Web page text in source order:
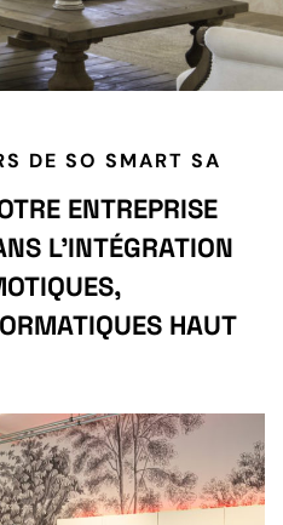
DE SO SMART SA
ENTREPRISE
L’INTÉGRATION
HAUT